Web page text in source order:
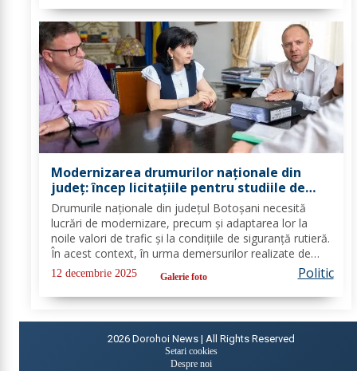
Modernizarea drumurilor naționale din
județ: încep licitațiile pentru studiile de
fezabilitate
Drumurile naționale din județul Botoșani necesită
lucrări de modernizare, precum și adaptarea lor la
noile valori de trafic și la condițiile de siguranță rutieră.
În acest context, în urma demersurilor realizate de
echipa PSD Botoșani, Direcția Regională de Drumuri
și Poduri Iași a scos la...
12 decembrie 2025 Galerie foto Politic
2026 Dorohoi News | All Rights Reserved
Setari cookies
Despre noi